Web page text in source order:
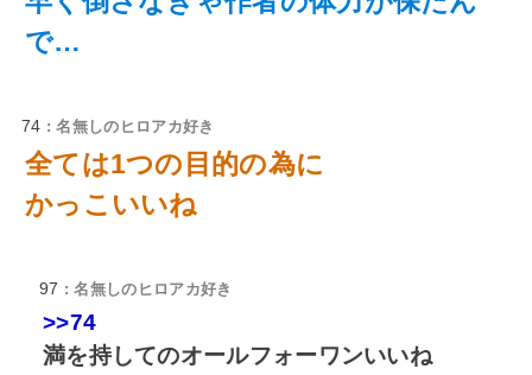
で…
74 : 名無しのヒロアカ好き
全ては1つの目的の為に
かっこいいね
97 : 名無しのヒロアカ好き
>>74
満を持してのオールフォーワンいいね